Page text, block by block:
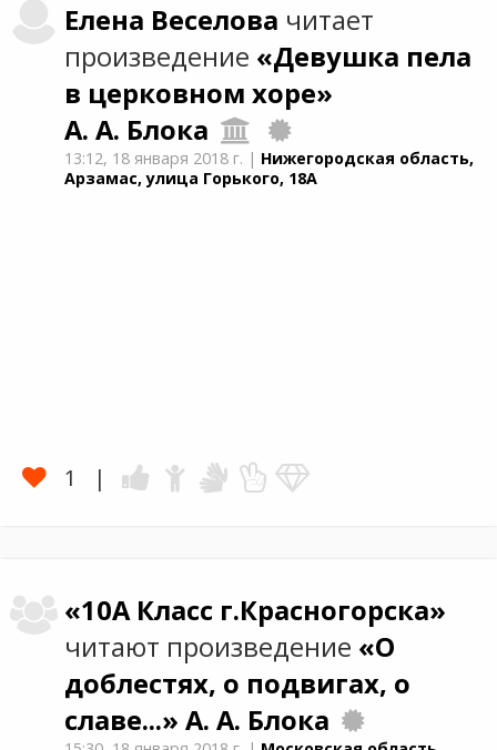
Елена Веселова читает
произведение «Девушка пела
в церковном хоре»
А. А. Блока
13:12, 18 января 2018 г. | Нижегородская область,
Арзамас, улица Горького, 18А
1
«10А Класс г.Красногорска»
читают произведение «О
доблестях, о подвигах, о
славе...»А. А. Блока